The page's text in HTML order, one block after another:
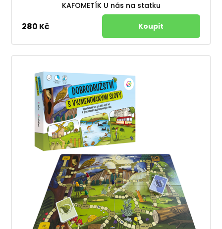
KAFOMETÍK U nás na statku
280 Kč